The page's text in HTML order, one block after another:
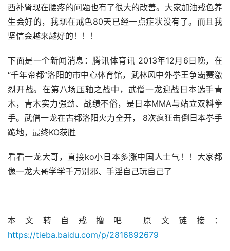
西补肾现在腰疼的问题也有了很大的改善。大家加油戒色养
生会好的，我现在戒色80天已经一点症状没有了。而且我
坚信会越来越好的！！！
下面是一个新闻消息：腾讯体育讯 2013年12月6日晚，在
“千年帝都”洛阳的市中心体育馆，武林风中外拳王争霸赛激
烈开战。在第八场压轴之战中，武僧一龙迎战日本选手青
木，青木实力强劲、战绩不俗，是日本MMA与站立双料拳
手。武僧一龙在古都洛阳火力全开， 8次疯狂击倒日本拳手
跪地，最终KO获胜
看看一龙大哥，直接ko小日本多涨中国人士气！！大家都
像一龙大哥学学千万别邪、手淫自己玩自己了
本文转自戒撸吧 原文链接：
https://tieba.baidu.com/p/2816892679